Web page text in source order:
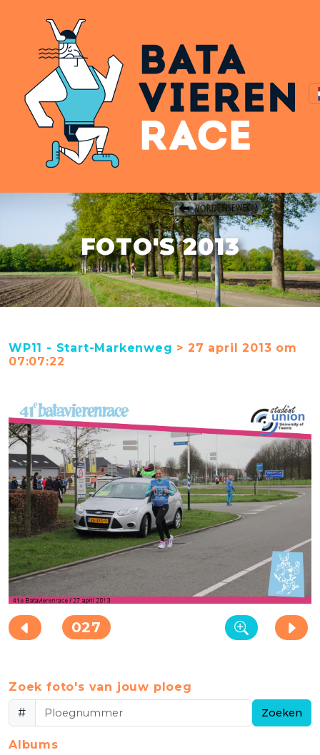
FOTO'S 2013
WP11 - Start-Markenweg > 27 april 2013 om
07:07:22
027
Zoek foto's van jouw ploeg
#
Zoeken
Albums